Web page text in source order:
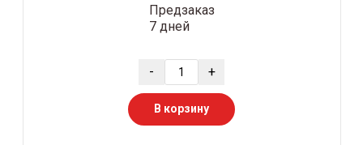
Предзаказ
7 дней
- +
В корзину